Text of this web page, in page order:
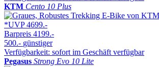
KTM Cento 10 Plus
*UVP4699.-
Barpreis 4199.-
500.- günstiger
Verfügbarkeit: sofort im Geschäft verfügbar
Pegasus Strong Evo 10 Lite